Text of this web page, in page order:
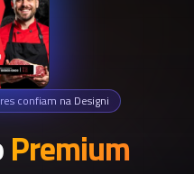
confiam na Designi
Premium